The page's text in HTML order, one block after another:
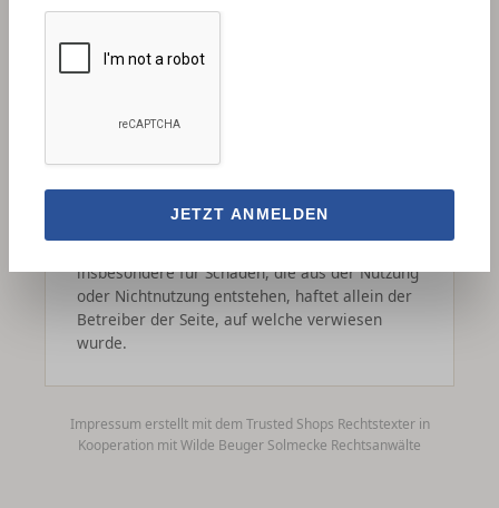
Inhalte auf den verlinkten Seiten erkennbar
waren.
Inhalte oder die Urheberschaft der verlinkten
der Linksetzung verändert wurden. Für illegale,
insbesondere für Schäden, die aus der Nutzung
oder Nichtnutzung entstehen, haftet allein der
Betreiber der Seite, auf welche verwiesen
wurde.
Impressum erstellt mit dem Trusted Shops Rechtstexter in
Kooperation mit Wilde Beuger Solmecke Rechtsanwälte
JETZT ANMELDEN